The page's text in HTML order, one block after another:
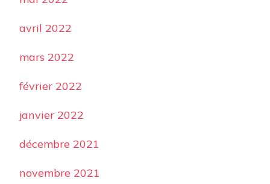
avril 2022
mars 2022
février 2022
janvier 2022
décembre 2021
novembre 2021